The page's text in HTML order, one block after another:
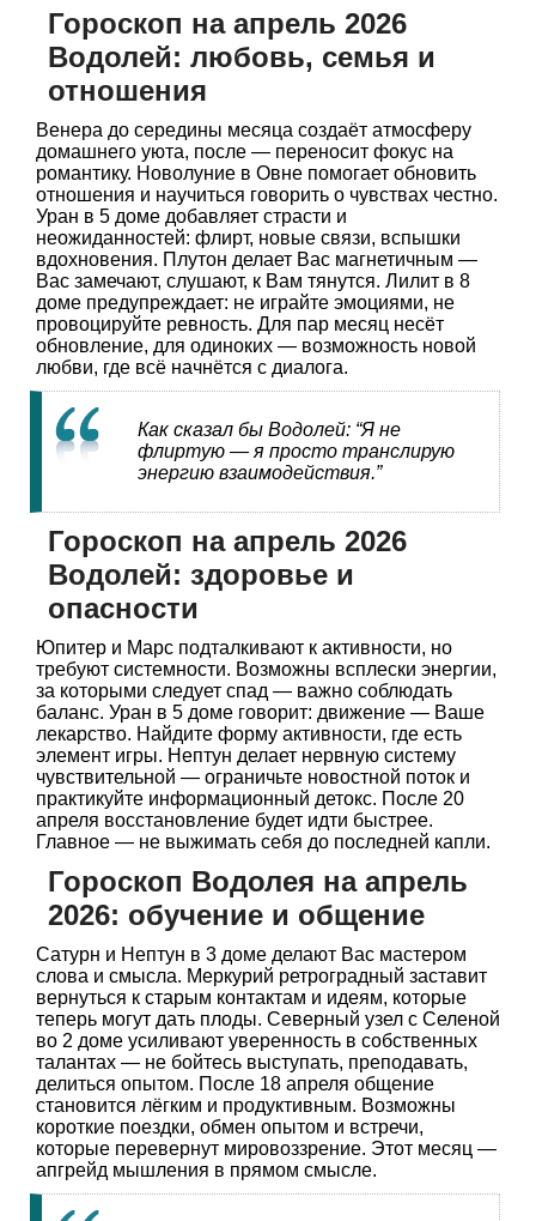
Гороскоп на апрель 2026
Водолей: любовь, семья и
отношения
Венера до середины месяца создаёт атмосферу
домашнего уюта, после — переносит фокус на
романтику. Новолуние в Овне помогает обновить
отношения и научиться говорить о чувствах честно.
Уран в 5 доме добавляет страсти и
неожиданностей: флирт, новые связи, вспышки
вдохновения. Плутон делает Вас магнетичным —
Вас замечают, слушают, к Вам тянутся. Лилит в 8
доме предупреждает: не играйте эмоциями, не
провоцируйте ревность. Для пар месяц несёт
обновление, для одиноких — возможность новой
любви, где всё начнётся с диалога.
Как сказал бы Водолей: “Я не
флиртую — я просто транслирую
энергию взаимодействия.”
Гороскоп на апрель 2026
Водолей: здоровье и
опасности
Юпитер и Марс подталкивают к активности, но
требуют системности. Возможны всплески энергии,
за которыми следует спад — важно соблюдать
баланс. Уран в 5 доме говорит: движение — Ваше
лекарство. Найдите форму активности, где есть
элемент игры. Нептун делает нервную систему
чувствительной — ограничьте новостной поток и
практикуйте информационный детокс. После 20
апреля восстановление будет идти быстрее.
Главное — не выжимать себя до последней капли.
Гороскоп Водолея на апрель
2026: обучение и общение
Сатурн и Нептун в 3 доме делают Вас мастером
слова и смысла. Меркурий ретроградный заставит
вернуться к старым контактам и идеям, которые
теперь могут дать плоды. Северный узел с Селеной
во 2 доме усиливают уверенность в собственных
талантах — не бойтесь выступать, преподавать,
делиться опытом. После 18 апреля общение
становится лёгким и продуктивным. Возможны
короткие поездки, обмен опытом и встречи,
которые перевернут мировоззрение. Этот месяц —
апгрейд мышления в прямом смысле.